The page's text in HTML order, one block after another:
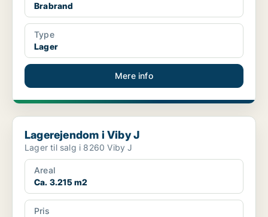
Brabrand
Type
Lager
Mere info
Lagerejendom i Viby J
Lagerejendom i Viby J
Lager til salg i 8260 Viby J
Areal
Ca. 3.215 m2
Pris